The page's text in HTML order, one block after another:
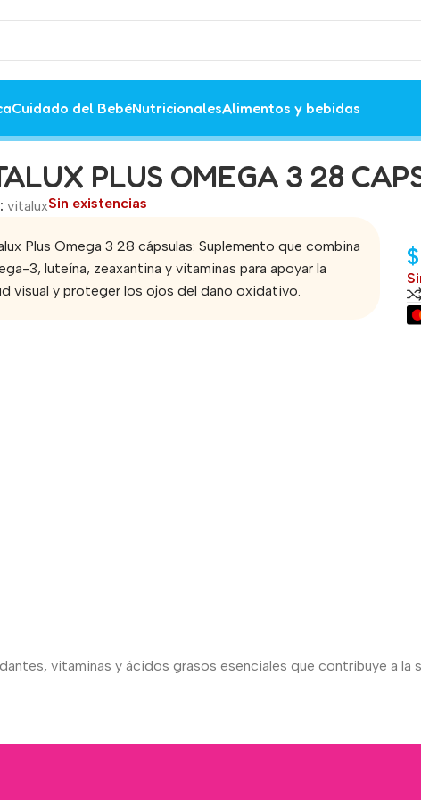
Cuidado del BebéNutricionalesAlimentos y bebidas
PLUS OMEGA 3 28
vitaluxSin existencias
Plus Omega 3 28 cápsulas: Suplemento que combina
3, luteína, zeaxantina y vitaminas para apoyar la
visual y proteger los ojos del daño oxidativo.
$
vitaminas y ácidos grasos esenciales que contribuye a la